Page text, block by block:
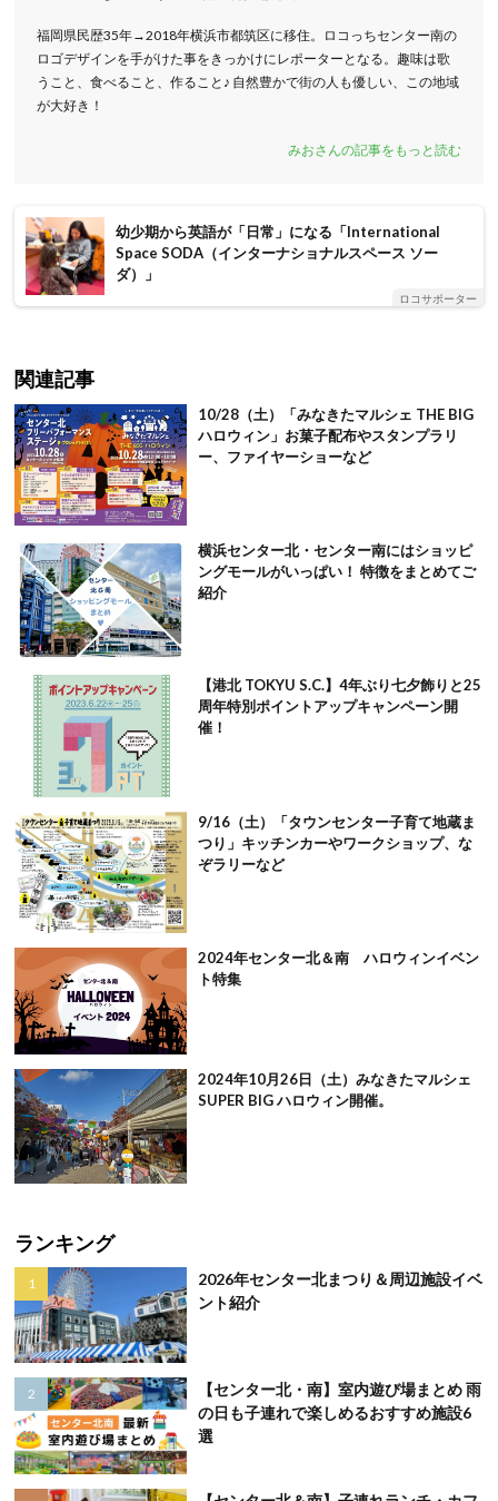
福岡県民歴35年→2018年横浜市都筑区に移住。ロコっちセンター南の
ロゴデザインを手がけた事をきっかけにレポーターとなる。趣味は歌
うこと、食べること、作ること♪ 自然豊かで街の人も優しい、この地域
が大好き！
みおさんの記事をもっと読む
幼少期から英語が「日常」になる「International
Space SODA（インターナショナルスペース ソー
ダ）」
ロコサポーター
関連記事
10/28（土）「みなきたマルシェ THE BIG
ハロウィン」お菓子配布やスタンプラリ
ー、ファイヤーショーなど
横浜センター北・センター南にはショッピ
ングモールがいっぱい！ 特徴をまとめてご
紹介
【港北 TOKYU S.C.】4年ぶり七夕飾りと25
周年特別ポイントアップキャンペーン開
催！
9/16（土）「タウンセンター子育て地蔵ま
つり」キッチンカーやワークショップ、な
ぞラリーなど
2024年センター北＆南 ハロウィンイベン
ト特集
2024年10月26日（土）みなきたマルシェ
SUPER BIG ハロウィン開催。
ランキング
2026年センター北まつり＆周辺施設イベ
ント紹介
【センター北・南】室内遊び場まとめ 雨
の日も子連れで楽しめるおすすめ施設6
選